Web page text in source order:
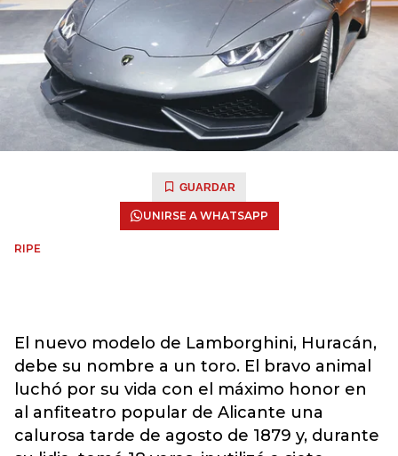
GUARDAR
UNIRSE A WHATSAPP
RIPE
El nuevo modelo de Lamborghini, Huracán,
debe su nombre a un toro. El bravo animal
luchó por su vida con el máximo honor en
al anfiteatro popular de Alicante una
calurosa tarde de agosto de 1879 y, durante